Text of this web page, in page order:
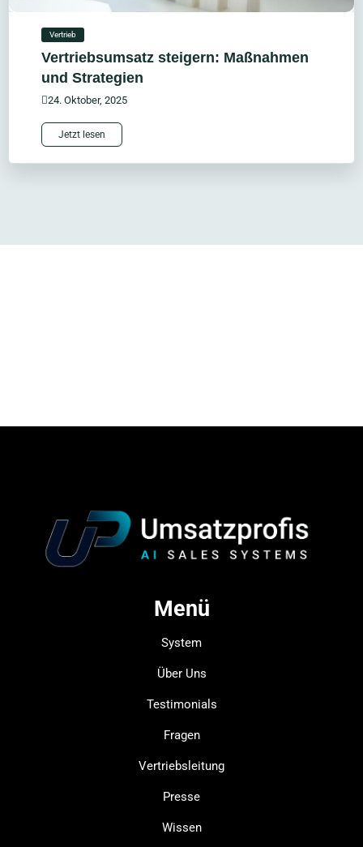
Vertrieb
Vertriebsumsatz steigern: Maßnahmen
und Strategien
24. Oktober, 2025
Jetzt lesen
Menü
System
Über Uns
Testimonials
Fragen
Vertriebsleitung
Presse
Wissen